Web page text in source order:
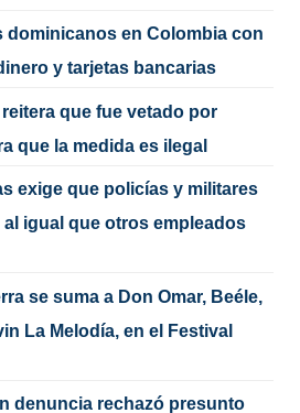
dominicanos en Colombia con
y tarjetas bancarias
que fue vetado por
que la medida es ilegal
exige que policías y militares
igual que otros empleados
se suma a Don Omar, Beéle,
La Melodía, en el Festival
denuncia rechazó presunto